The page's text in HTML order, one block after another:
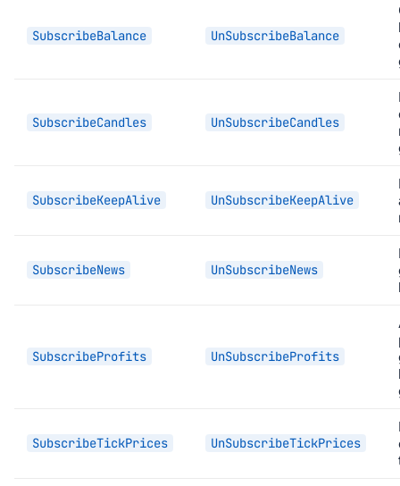
SubscribeBalance UnSubscribeBalance
SubscribeCandles UnSubscribeCandles
SubscribeKeepAlive UnSubscribeKeepAlive
SubscribeNews UnSubscribeNews
SubscribeProfits UnSubscribeProfits
SubscribeTickPrices UnSubscribeTickPrices